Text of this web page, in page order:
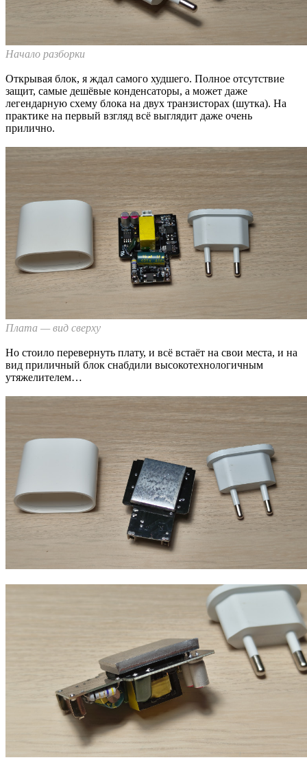
Начало разборки
Открывая блок, я ждал самого худшего. Полное отсутствие
защит, самые дешёвые конденсаторы, а может даже
легендарную схему блока на двух транзисторах (шутка). На
практике на первый взгляд всё выглядит даже очень
прилично.
Плата — вид сверху
Но стоило перевернуть плату, и всё встаёт на свои места, и на
вид приличный блок снабдили высокотехнологичным
утяжелителем…